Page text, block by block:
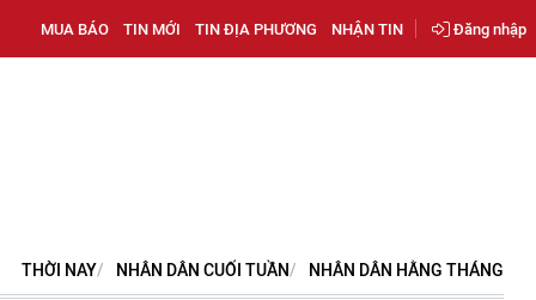
MUA BÁO TIN MỚI TIN ĐỊA PHƯƠNG NHẬN TIN Đăng nhập
THỜI NAY NHÂN DÂN CUỐI TUẦN NHÂN DÂN HẰNG THÁNG